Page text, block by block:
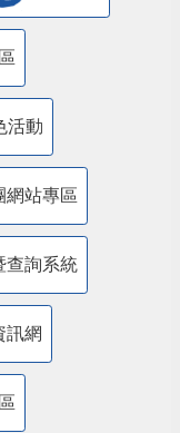
活動
網站專區
查詢系統
訊網